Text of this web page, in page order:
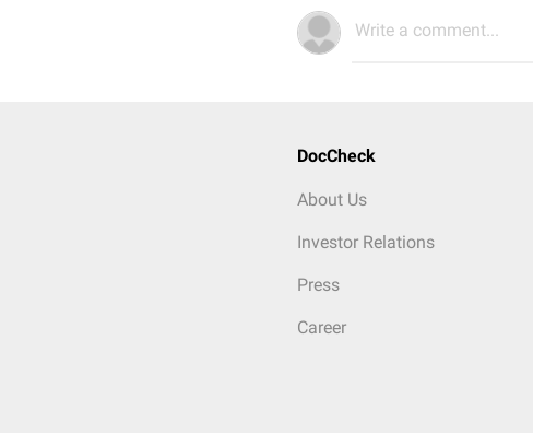
Write a comment...
DocCheck
About Us
Investor Relations
Press
Career